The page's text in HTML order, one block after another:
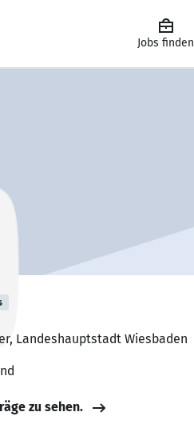
Jobs finden
Landeshauptstadt Wiesbaden
zu sehen.